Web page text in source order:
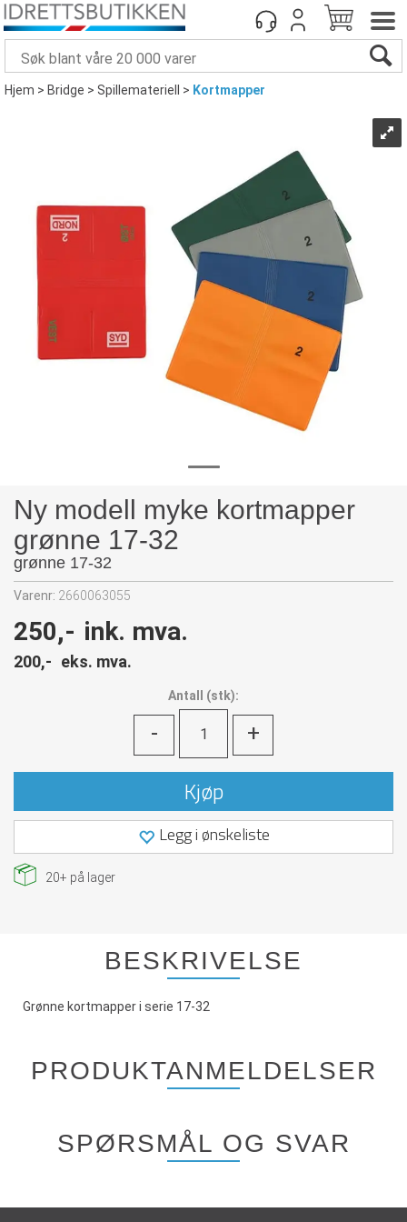
Hjem>Bridge>Spillemateriell > Kortmapper
Ny modell myke kortmapper
grønne 17-32
grønne 17-32
Varenr: 2660063055
250,- ink. mva.
200,- eks. mva.
Antall (stk):
- +
Kjøp
Legg i ønskeliste
20+ på lager
BESKRIVELSE
Grønne kortmapper i serie 17-32
PRODUKTANMELDELSER
SPØRSMÅL OG SVAR